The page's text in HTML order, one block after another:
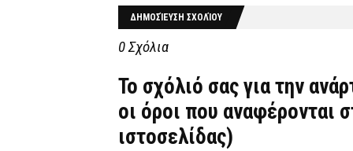
ΔΗΜΟΣΊΕΥΣΗ ΣΧΟΛΊΟΥ
0 Σχόλια
Το σχόλιό σας για την
οι όροι που αναφέρονται
ιστοσελίδας)